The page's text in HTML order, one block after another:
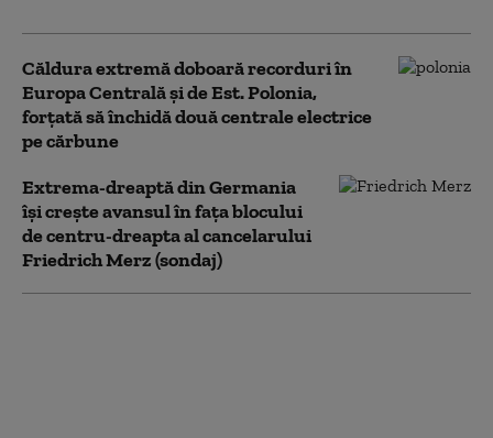
Căldura extremă doboară recorduri în
Europa Centrală și de Est. Polonia,
forțată să închidă două centrale electrice
pe cărbune
Extrema-dreaptă din Germania
îşi creşte avansul în faţa blocului
de centru-dreapta al cancelarului
Friedrich Merz (sondaj)